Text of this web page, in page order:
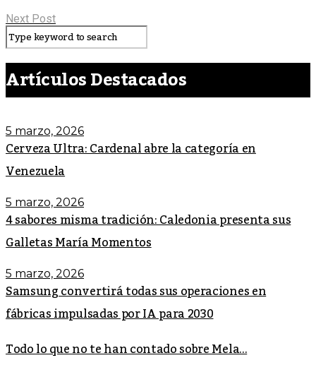
Next Post
Artículos Destacados
5 marzo, 2026
Cerveza Ultra: Cardenal abre la categoría en
Venezuela
5 marzo, 2026
4 sabores misma tradición: Caledonia presenta sus
Galletas María Momentos
5 marzo, 2026
Samsung convertirá todas sus operaciones en
fábricas impulsadas por IA para 2030
Todo lo que no te han contado sobre Mela...